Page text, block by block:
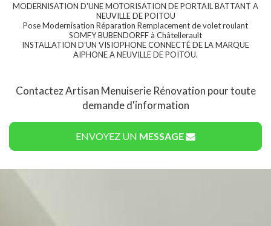
MODERNISATION D'UNE MOTORISATION DE PORTAIL BATTANT A
NEUVILLE DE POITOU
Pose Modernisation Réparation Remplacement de volet roulant
SOMFY BUBENDORFF à Châtellerault
INSTALLATION D'UN VISIOPHONE CONNECTÉ DE LA MARQUE
AIPHONE A NEUVILLE DE POITOU.
Contactez Artisan Menuiserie Rénovation pour toute
demande d'information
ENVOYEZ UN MESSAGE